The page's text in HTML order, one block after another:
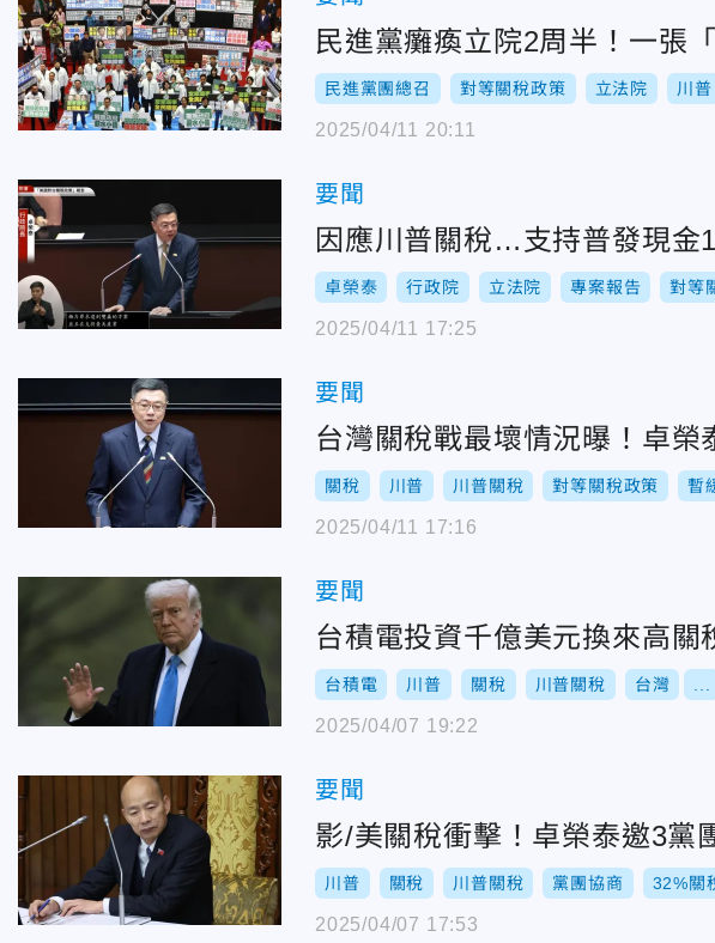
民進黨癱瘓立院2周半！一張
民進黨團總召 對等關稅政策 立法院 川普
2025/04/11 20:11
要聞
因應川普關稅…支持普發現金
卓榮泰 行政院 立法院 專案報告 對等
2025/04/11 17:25
要聞
台灣關稅戰最壞情況曝！卓
關稅 川普 川普關稅 對等關稅政策 暫
2025/04/11 17:16
要聞
台積電投資千億美元換來高
台積電 川普 關稅 川普關稅 台灣
2025/04/07 19:22
要聞
影/美關稅衝擊！卓榮泰邀3
川普 關稅 川普關稅 黨團協商 32%關
2025/04/07 17:53